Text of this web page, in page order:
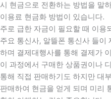
시 현금으로 전환하는 방법을 말
이용료 현금화 방법이 있습니다.
주로 급한 자금이 필요할 때 이용
주요 통신사, 알뜰폰 통신사 들이
하며 결제대행사를 통해 결제가
이 과정에서 구매한 상품권이나
통해 직접 판매하기도 하지만 대
판매하여 현금을 얻게 되며 미리